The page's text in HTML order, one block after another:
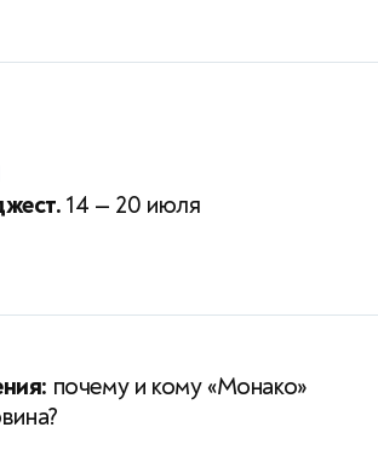
14 — 20 июля
почему и кому «Монако»